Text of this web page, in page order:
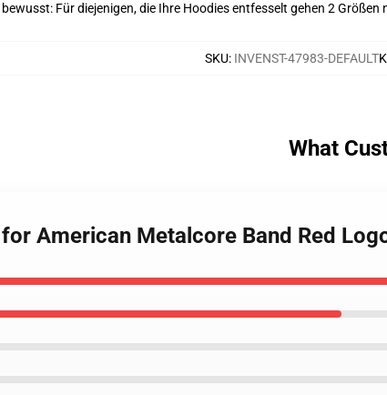
bewusst: Für diejenigen, die Ihre Hoodies entfesselt gehen 2 Größen
SKU: INVENST-47983-DEFAULT
What
American Metalcore Band Red